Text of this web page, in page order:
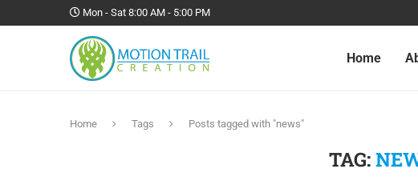
Mon - Sat 8:00 AM - 5:00 PM
Home
Home Tags Posts tagged with "news"
TAG: